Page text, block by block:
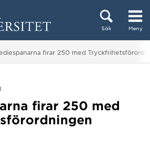
Sök Meny
är här: firar 250 med
firar 250 med